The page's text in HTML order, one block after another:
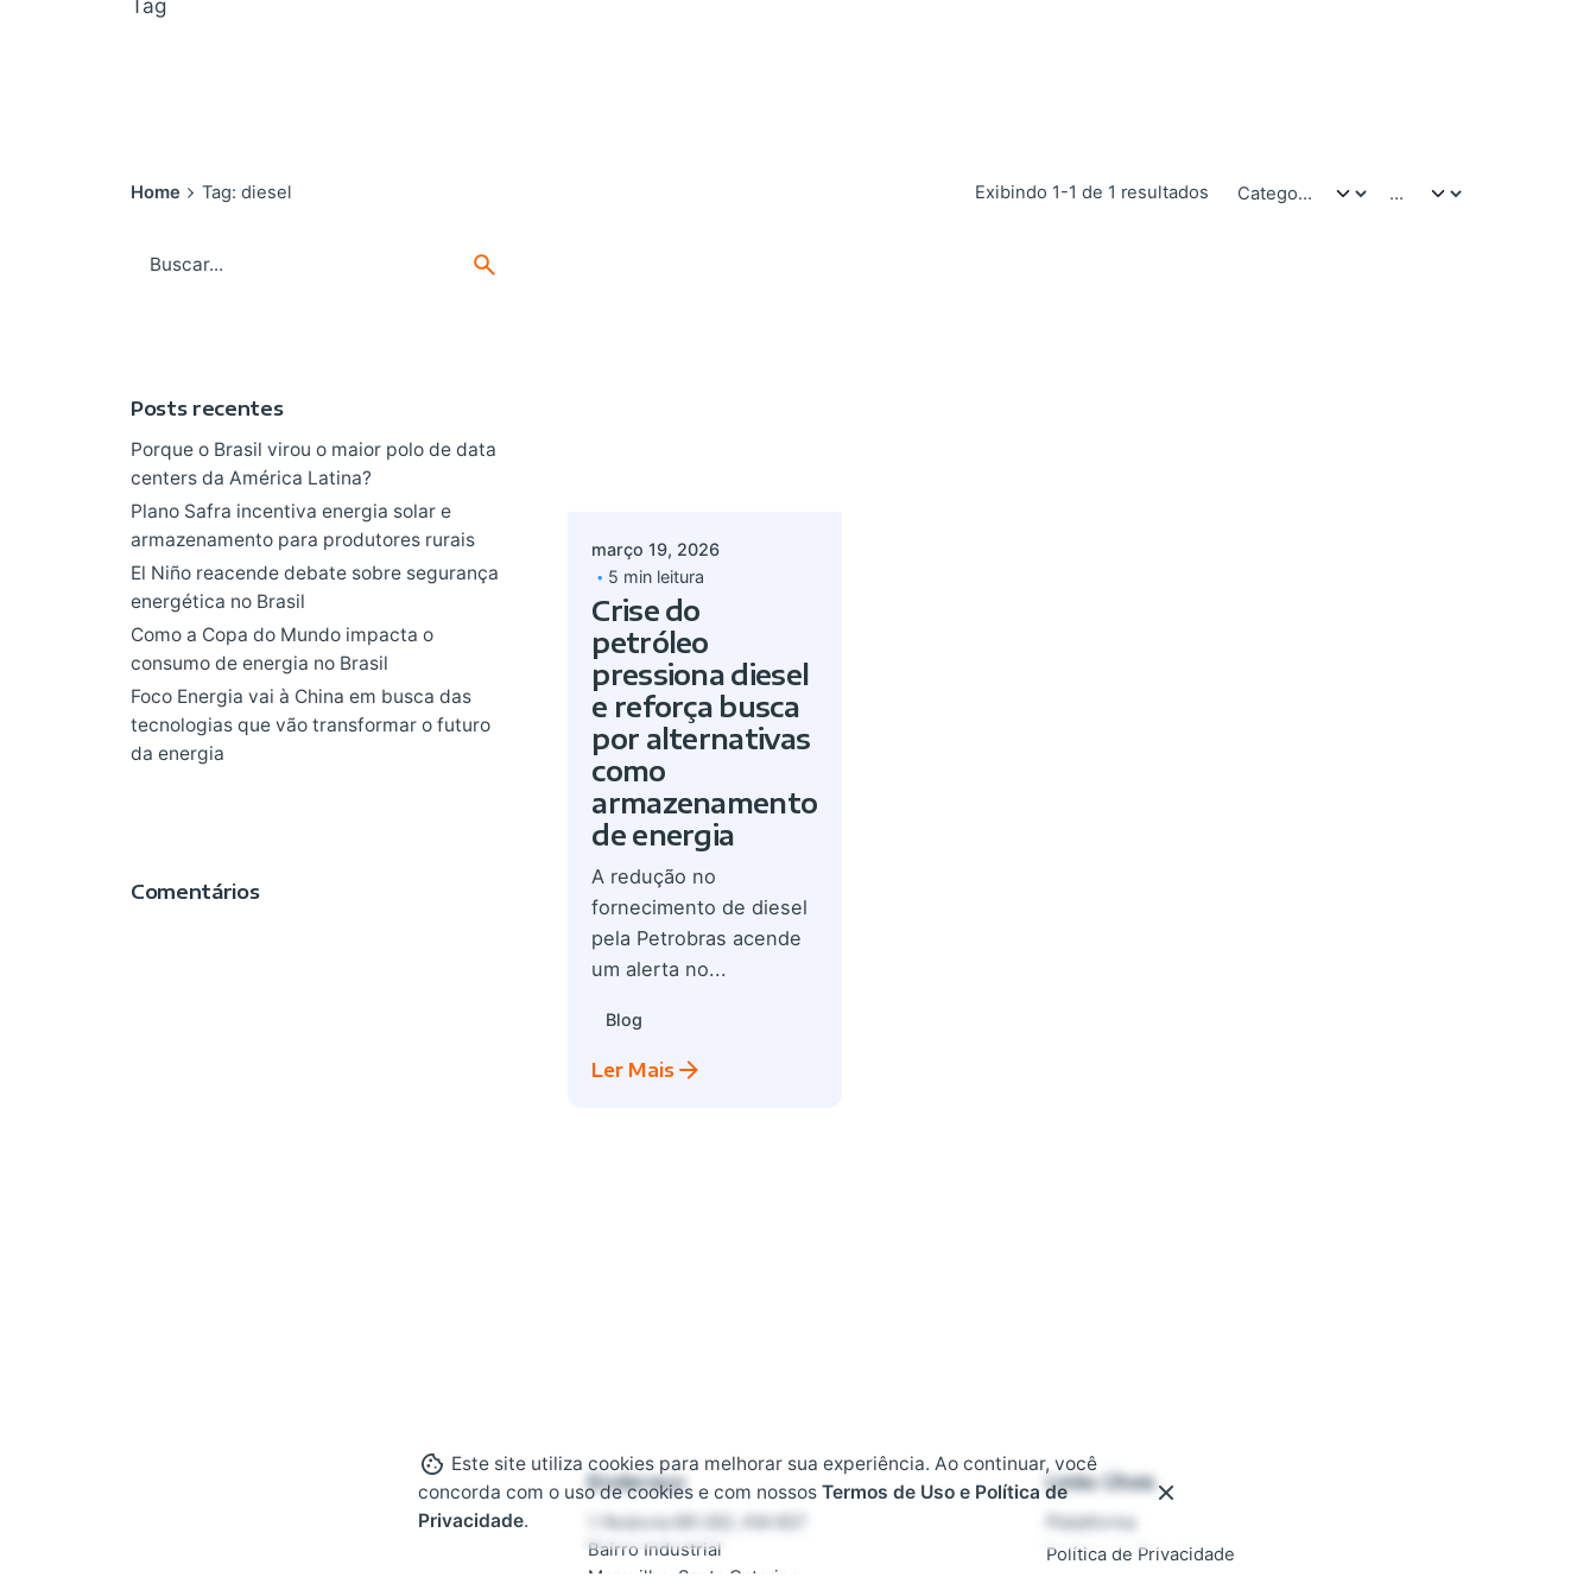
Tag
Home Tag: diesel Exibindo 1-1 de 1 resultados
Posts recentes
Porque o Brasil virou o maior polo de data
centers da América Latina?
Plano Safra incentiva energia solar e
armazenamento para produtores rurais
El Niño reacende debate sobre segurança
energética no Brasil
Como a Copa do Mundo impacta o
consumo de energia no Brasil
Foco Energia vai à China em busca das
tecnologias que vão transformar o futuro
da energia
Comentários
março 19, 2026
5 min leitura
Crise do
petróleo
pressiona diesel
e reforça busca
por alternativas
como
armazenamento
de energia
A redução no
fornecimento de diesel
pela Petrobras acende
um alerta no...
Blog
Ler Mais
Endereço
Rodovia BR 282, KM 607
Bairro Industrial
Maravilha, Santa Catarina
Links Úteis
Plataforma
Política de Privacidade
Este site utiliza cookies para melhorar sua experiência. Ao continuar, você
concorda com o uso de cookies e com nossos Termos de Uso e Política de
Privacidade.